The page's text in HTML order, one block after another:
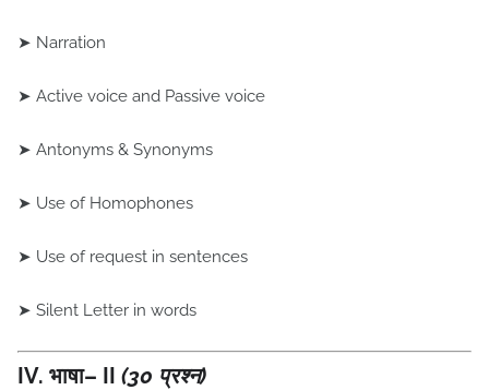
➤ Narration
➤ Active voice and Passive voice
➤ Antonyms & Synonyms
➤ Use of Homophones
➤ Use of request in sentences
➤ Silent Letter in words
IV. भाषा– II (30 प्रश्न)